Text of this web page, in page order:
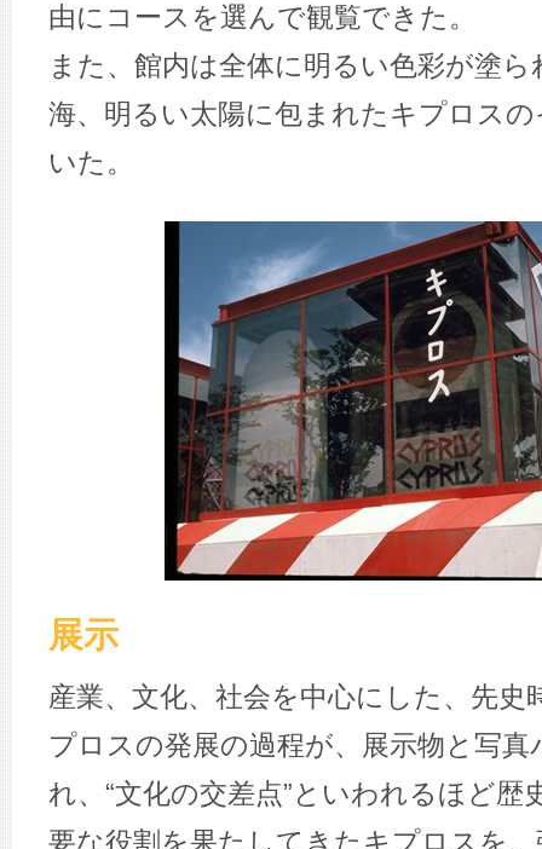
由にコースを選んで観覧できた。
また、館内は全体に明るい色彩が塗
海、明るい太陽に包まれたキプロス
いた。
展示
産業、文化、社会を中心にした、先史
プロスの発展の過程が、展示物と写
れ、“文化の交差点”といわれるほど歴
要な役割を果たしてきたキプロスを